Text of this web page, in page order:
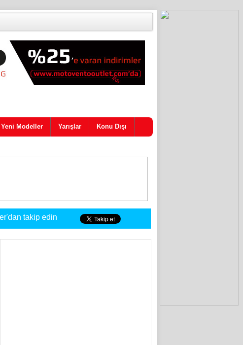
Yeni Modeller Yarışlar Konu Dışı
takip edin